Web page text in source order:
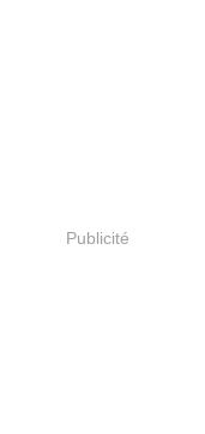
Publicité